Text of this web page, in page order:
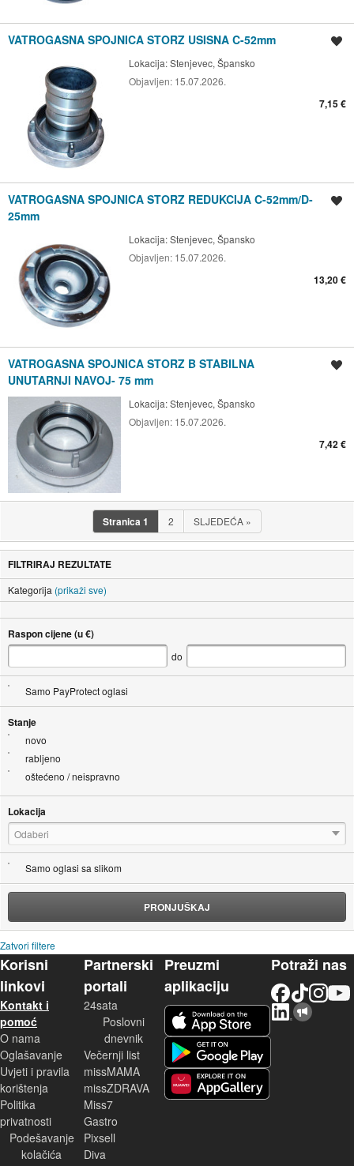
VATROGASNA SPOJNICA STORZ USISNA C-52mm
Lokacija:Stenjevec, Špansko
Objavljen: 15.07.2026.
7,15 €
VATROGASNA SPOJNICA STORZ REDUKCIJA C-52mm/D-
25mm
Lokacija:Stenjevec, Špansko
Objavljen: 15.07.2026.
13,20 €
VATROGASNA SPOJNICA STORZ B STABILNA
UNUTARNJI NAVOJ- 75 mm
Lokacija:Stenjevec, Špansko
Objavljen: 15.07.2026.
7,42 €
Stranica1 2 SLJEDEĆA »
FILTRIRAJ REZULTATE
Kategorija (prikaži sve)
Raspon cijene (u €)
do
Samo PayProtect oglasi
Stanje
novo
rabljeno
oštećeno / neispravno
Lokacija
Odaberi
Samo oglasi sa slikom
PRONJUŠKAJ
Zatvori filtere
Korisni
linkovi
Kontakt i
pomoć
O nama
Oglašavanje
Uvjeti i pravila
korištenja
Politika
privatnosti
Podešavanje
kolačića
Partnerski
portali
24sata
Poslovni
dnevnik
Večernji list
missMAMA
missZDRAVA
Miss7
Gastro
Pixsell
Diva
Preuzmi
aplikaciju
Potraži nas